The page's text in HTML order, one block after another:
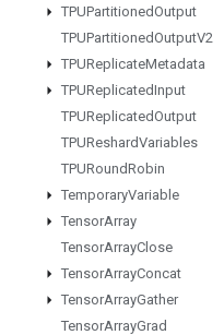
TPUPartitionedOutput
TPUPartitionedOutputV2
TPUReplicateMetadata
TPUReplicatedInput
TPUReplicatedOutput
TPUReshardVariables
TPURoundRobin
TemporaryVariable
TensorArray
TensorArrayClose
TensorArrayConcat
TensorArrayGather
TensorArrayGrad